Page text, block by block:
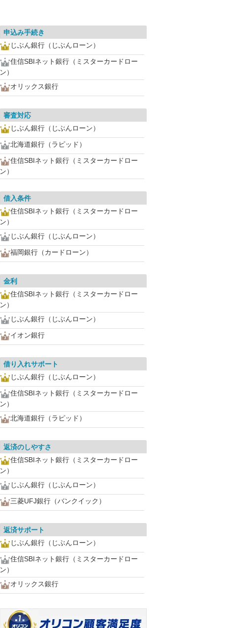
申込み手続き
じぶん銀行（じぶんローン）
住信SBIネット銀行（ミスターカードロー
ン）
オリックス銀行
審査対応
じぶん銀行（じぶんローン）
北海道銀行（ラピッド）
住信SBIネット銀行（ミスターカードロー
ン）
借入条件
住信SBIネット銀行（ミスターカードロー
ン）
じぶん銀行（じぶんローン）
福岡銀行（カードローン）
金利
住信SBIネット銀行（ミスターカードロー
ン）
じぶん銀行（じぶんローン）
イオン銀行
借り入れサポート
じぶん銀行（じぶんローン）
住信SBIネット銀行（ミスターカードロー
ン）
北海道銀行（ラピッド）
返済のしやすさ
住信SBIネット銀行（ミスターカードロー
ン）
じぶん銀行（じぶんローン）
三菱UFJ銀行（バンクイック）
返済サポート
じぶん銀行（じぶんローン）
住信SBIネット銀行（ミスターカードロー
ン）
オリックス銀行